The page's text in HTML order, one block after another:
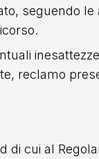
seguendo le
reclamo
di cui al